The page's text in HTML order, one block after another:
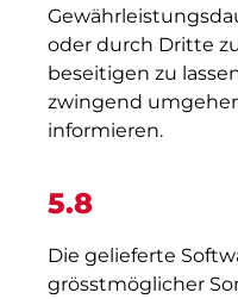
oder durch Dritte
beseitigen zu
zwingend
informieren.
5.8
Die gelieferte
grösstmöglicher